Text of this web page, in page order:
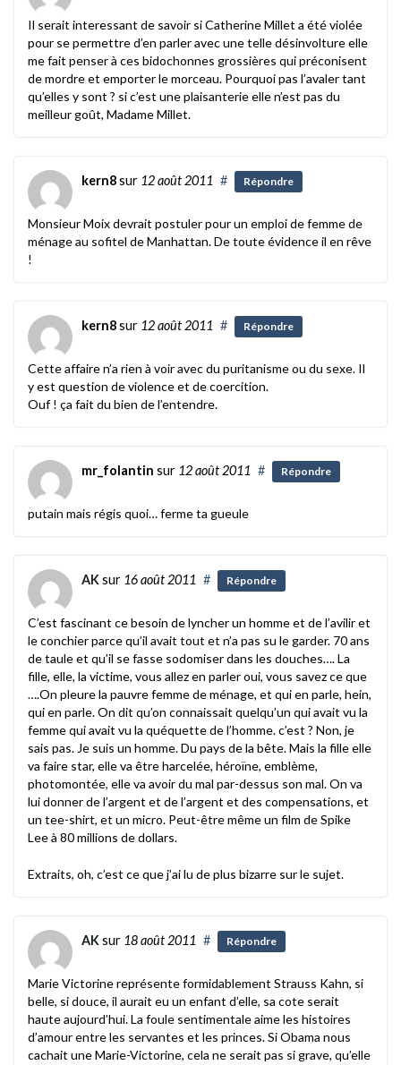
Il serait interessant de savoir si Catherine Millet a été violée
pour se permettre d’en parler avec une telle désinvolture elle
me fait penser à ces bidochonnes grossières qui préconisent
de mordre et emporter le morceau. Pourquoi pas l’avaler tant
qu’elles y sont ? si c’est une plaisanterie elle n’est pas du
meilleur goût, Madame Millet.
kern8sur 12 août 2011 # Répondre
Monsieur Moix devrait postuler pour un emploi de femme de
ménage au sofitel de Manhattan. De toute évidence il en rêve
!
kern8sur 12 août 2011 # Répondre
Cette affaire n’a rien à voir avec du puritanisme ou du sexe. Il
y est question de violence et de coercition.
Ouf ! ça fait du bien de l’entendre.
mr_folantin sur 12 août 2011 # Répondre
putain mais régis quoi… ferme ta gueule
AKsur 16 août 2011 # Répondre
C’est fascinant ce besoin de lyncher un homme et de l’avilir et
le conchier parce qu’il avait tout et n’a pas su le garder. 70 ans
de taule et qu’il se fasse sodomiser dans les douches…. La
fille, elle, la victime, vous allez en parler oui, vous savez ce que
….On pleure la pauvre femme de ménage, et qui en parle, hein,
qui en parle. On dit qu’on connaissait quelqu’un qui avait vu la
femme qui avait vu la quéquette de l’homme. c’est ? Non, je
sais pas. Je suis un homme. Du pays de la bête. Mais la fille elle
va faire star, elle va être harcelée, héroïne, emblème,
photomontée, elle va avoir du mal par-dessus son mal. On va
lui donner de l’argent et de l’argent et des compensations, et
un tee-shirt, et un micro. Peut-être même un film de Spike
Lee à 80 millions de dollars.
Extraits, oh, c’est ce que j’ai lu de plus bizarre sur le sujet.
AKsur 18 août 2011 # Répondre
Marie Victorine représente formidablement Strauss Kahn, si
belle, si douce, il aurait eu un enfant d’elle, sa cote serait
haute aujourd’hui. La foule sentimentale aime les histoires
d’amour entre les servantes et les princes. Si Obama nous
cachait une Marie-Victorine, cela ne serait pas si grave, qu’elle